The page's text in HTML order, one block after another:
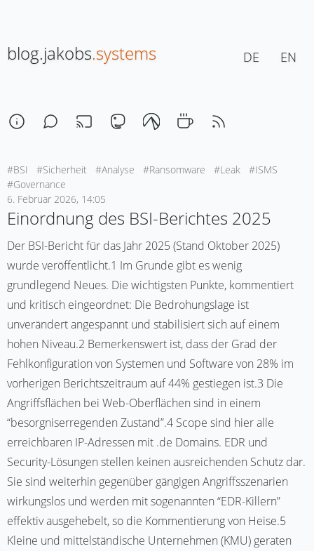
blog.jakobs.systems DE EN
#BSI #Sicherheit #Analyse #Ransomware #Leak
#ISMS
#Governance
6. Februar 2026, 14:05
Einordnung des BSI-Berichtes 2025
Der BSI-Bericht für das Jahr 2025 (Stand Oktober 2025)
wurde veröffentlicht.1 Im Grunde gibt es wenig
grundlegend Neues. Die wichtigsten Punkte, kommentiert
und kritisch eingeordnet: Die Bedrohungslage ist
unverändert angespannt und stabilisiert sich auf einem
hohen Niveau.2 Bemerkenswert ist, dass der Grad der
Fehlkonfiguration von Systemen und Software von 28% im
vorherigen Berichtszeitraum auf 44% gestiegen ist.3 Die
Angriffsflächen bei Web-Oberflächen sind in einem
“besorgniserregenden Zustand”.4 Scope sind hier alle
erreichbaren IP-Adressen mit .de Domains. EDR und
Security-Lösungen stellen keinen ausreichenden Schutz dar.
Sie sind weiterhin gegenüber gängigen Angriffsszenarien
wirkungslos und werden mit sogenannten “EDR-Killern”
effektiv ausgehebelt, so die Kommentierung von Heise.5
Kleine und mittelständische Unternehmen (KMU) geraten